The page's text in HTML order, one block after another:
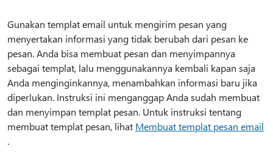
Gunakan templat email untuk mengirim pesan yang
menyertakan informasi yang tidak berubah dari pesan ke
pesan. Anda bisa membuat pesan dan menyimpannya
sebagai templat, lalu menggunakannya kembali kapan saja
Anda menginginkannya, menambahkan informasi baru jika
diperlukan. Instruksi ini menganggap Anda sudah membuat
dan menyimpan templat pesan. Untuk instruksi tentang
membuat templat pesan, lihat Membuat templat pesan email
.